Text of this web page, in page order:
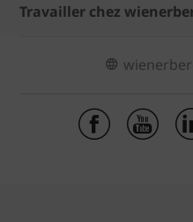
Travailler chez